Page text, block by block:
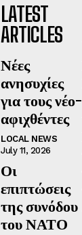
LATEST
ARTICLES
Νέες
ανησυχίες
για τους νέο-
αφιχθέντες
LOCAL NEWS
July 11, 2026
Οι
επιπτώσεις
της συνόδου
του ΝΑΤΟ